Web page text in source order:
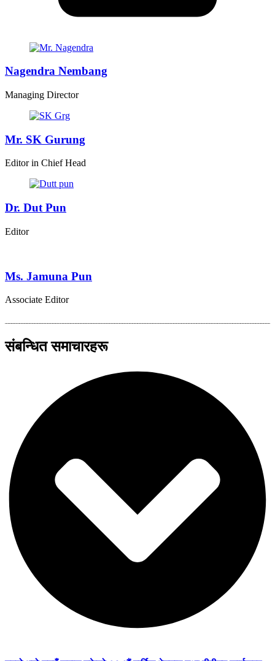
Nagendra Nembang
Managing Director
Mr. SK Gurung
Editor in Chief Head
Dr. Dut Pun
Editor
Ms. Jamuna Pun
Associate Editor
संबन्धित समाचारहरू